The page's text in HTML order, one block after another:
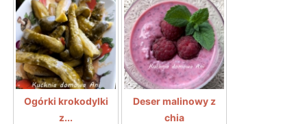
Ogórki krokodylki
z...
Deser malinowy z
chia